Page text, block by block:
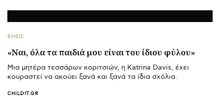
ΕΜΕΙΣ
«Ναι, όλα τα παιδιά μου είναι του ίδιου φύλου»
Μια μητέρα τεσσάρων κοριτσιών, η Katrina Davis, έχει
κουραστεί να ακούει ξανά και ξανά τα ίδια σχόλια.
CHILDIT.GR